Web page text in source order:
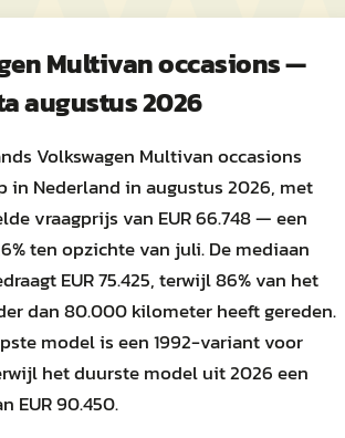
Multivan occasions —
augustus 2026
Volkswagen Multivan occasions
in Nederland in augustus 2026, met
vraagprijs van EUR 66.748 — een
ten opzichte van juli. De mediaan
EUR 75.425, terwijl 86% van het
dan 80.000 kilometer heeft gereden.
model is een 1992-variant voor
het duurste model uit 2026 een
EUR 90.450.